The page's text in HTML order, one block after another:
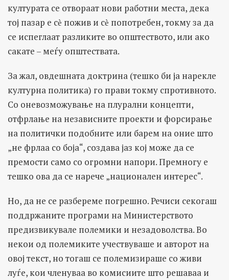
културата се отвораат нови работни места, дека
тој пазар е сѐ пожив и сѐ попотребен, токму за да
се испеглаат разликите во општеството, или ако
сакате – меѓу општествата.
За жал, овдешната доктрина (тешко би ја нарекле
културна политика) го прави токму спротивното.
Со оневозможување на плурални концепти,
отфрлање на независните проекти и форсирање
на политички подобните или барем на оние што
„не фрлаа со боја“, создава јаз кој може да се
премости само со огромни напори. Премногу е
тешко ова да се нарече „национален интерес“.
Но, да не се разбереме погрешно. Речиси секогаш
поддржаните програми на Министерството
предизвикувале полемики и незадоволства. Во
некои од полемиките учествуваше и авторот на
овој текст, но тогаш се полемизираше со живи
луѓе, кои членуваа во комисиите што решаваа и